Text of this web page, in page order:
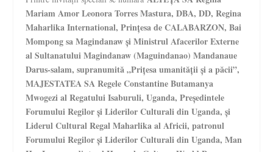
Mariam Amor Leonora Torres Mastura, DBA, DD, Regina
Maharlika International, Prințesa de CALABARZON, Bai
Mompong sa Magindanaw și Ministrul Afacerilor Externe
al Sultanatului Magindanaw (Maguindanao) Mandanaue
Darus-salam, supranumită „Prițesa umanității și a păcii”,
MAJESTATEA SA Regele Constantine Butamanya
Mwogezi al Regatului Isaburuli, Uganda, Președintele
Forumului Regilor și Liderilor Culturali din Uganda, și
Liderul Cultural Regal Maharlika al Africii, patronul
Forumului Regilor și Liderilor Culturali din Uganda, Man